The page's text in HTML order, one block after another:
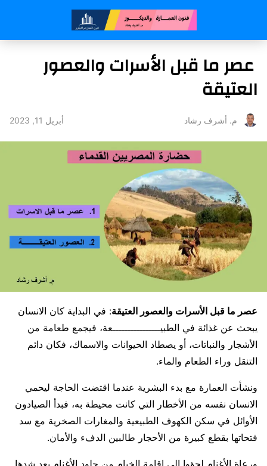
عصر ما قبل الأسرات والعصور
العتيقة
م. أشرف رشاد أبريل 11, 2023
عصر ما قبل الأسرات والعصور العتيقة: في البداية كان الانسان
يبحث عن غذائة في الطبيــــــــــــــــعة، فيجمع طعامة من
الأشجار والنباتات، أو يصطاد الحيوانات والاسماك، فكان دائم
التنقل وراء الطعام والماء.
ونشأت العمارة مع بدء البشرية عندما اقتضت الحاجة ليحمي
الانسان نفسه من الأخطار التي كانت محيطة به، فبدأ الصيادون
الأوائل في سكن الكهوف الطبيعية والمغارات الصخرية مع سد
فتحاتها بقطع كبيرة من الأحجار طالبين الدفء والأمان.